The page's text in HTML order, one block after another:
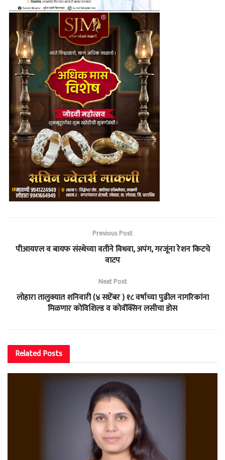
Previous Post
पीआयएल व बायफ संस्थेच्या वतीने विधवा, अपंग, गरजूंना रेशन किटचे
वाटप
Next Post
लोहारा तालुक्यात शनिवारी (४ सप्टेंबर ) १८ वर्षाच्या पुढील नागरिकांना
मिळणार कोविशिल्ड व कोवॅक्सिन लसीचा डोस
RelatedPosts